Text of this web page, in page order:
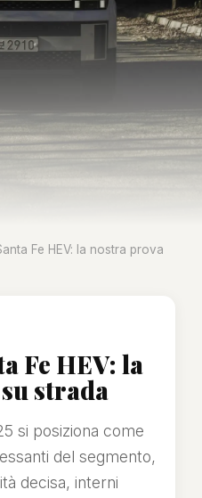
Fe HEV: la nostra prova
Fe HEV: la
strada
si posiziona come
del segmento,
decisa, interni